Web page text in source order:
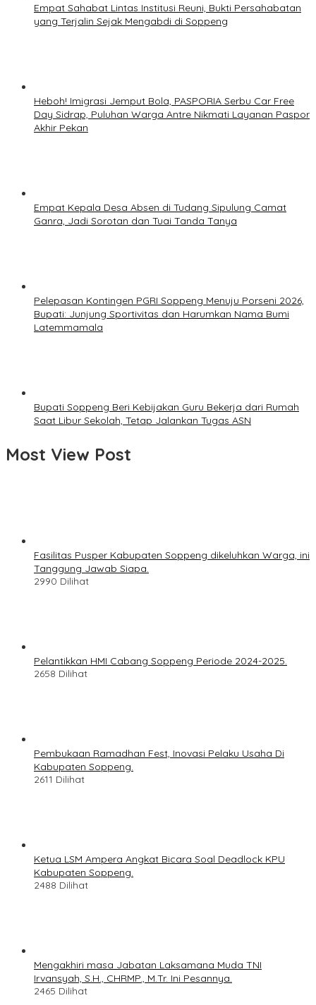
Empat Sahabat Lintas Institusi Reuni, Bukti Persahabatan
yang Terjalin Sejak Mengabdi di Soppeng
Heboh! Imigrasi Jemput Bola, PASPORIA Serbu Car Free
Day Sidrap, Puluhan Warga Antre Nikmati Layanan Paspor
Akhir Pekan
Empat Kepala Desa Absen di Tudang Sipulung Camat
Ganra, Jadi Sorotan dan Tuai Tanda Tanya
Pelepasan Kontingen PGRI Soppeng Menuju Porseni 2026,
Bupati: Junjung Sportivitas dan Harumkan Nama Bumi
Latemmamala
Bupati Soppeng Beri Kebijakan Guru Bekerja dari Rumah
Saat Libur Sekolah, Tetap Jalankan Tugas ASN
Most View Post
Fasilitas Pusper Kabupaten Soppeng dikeluhkan Warga, ini
Tanggung Jawab Siapa.
2990 Dilihat
Pelantikkan HMI Cabang Soppeng Periode 2024-2025.
2658 Dilihat
Pembukaan Ramadhan Fest, Inovasi Pelaku Usaha Di
Kabupaten Soppeng.
2611 Dilihat
Ketua LSM Ampera Angkat Bicara Soal Deadlock KPU
Kabupaten Soppeng.
2488 Dilihat
Mengakhiri masa Jabatan Laksamana Muda TNI
Irvansyah, S.H., CHRMP., M.Tr. Ini Pesannya.
2465 Dilihat